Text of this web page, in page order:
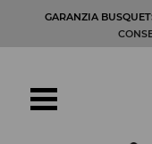
GARANZIA